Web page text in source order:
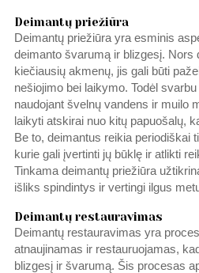
Deimantų priežiūra
Deimantų priežiūra yra esminis
deimanto švarumą ir blizgesį. Nors
kiečiausių akmenų, jis gali būti
nešiojimo bei laikymo. Todėl
naudojant švelnų vandens ir muilo
laikyti atskirai nuo kitų papuošalų,
Be to, deimantus reikia periodiškai
kurie gali įvertinti jų būklę ir atlikti
Tinkama deimantų priežiūra
išliks spindintys ir vertingi ilgus
Deimantų restauravimas
Deimantų restauravimas yra
atnaujinamas ir restauruojamas,
blizgesį ir švarumą. Šis procesas